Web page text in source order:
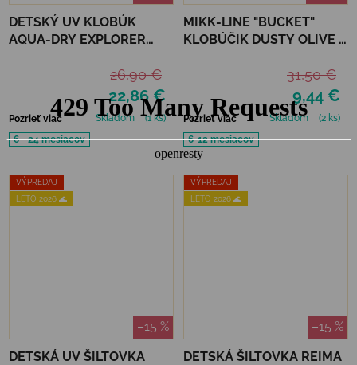
DETSKÝ UV KLOBÚK
AQUA-DRY EXPLORER
22,86 €
26,90 €
Pozrieť viac Skladom
(1 ks)
6 - 24 mesiacov
MIKK-LINE "BUCKET"
KLOBÚČIK DUSTY OLIVE -
9,44 €
31,50 €
Pozrieť viac Skladom
(2 ks)
6-12 mesiacov
VÝPREDAJ
LETO 2026 🌊
–15 %
DETSKÁ UV ŠILTOVKA
VÝPREDAJ
LETO 2026 🌊
–15 %
DETSKÁ ŠILTOVKA REIMA